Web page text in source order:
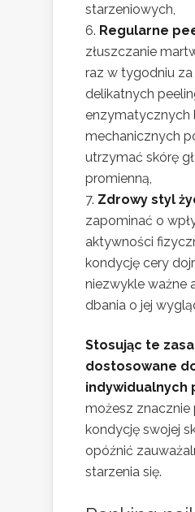
starzeniowych,
Regularne
złuszczanie
raz w tygodniu
delikatnych
enzymatycznych
mechanicznych
utrzymać skórę
promienną,
Zdrowy styl
zapominać o
aktywności
kondycję cery
niezwykle ważne
dbania o jej
Stosując te
dostosowane
indywidualnych
możesz znacznie
kondycję swojej
opóźnić
starzenia się.